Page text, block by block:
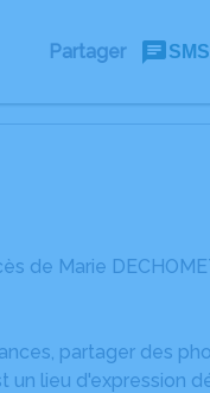
Partager SMS
de Marie
partager des
lieu d'expression